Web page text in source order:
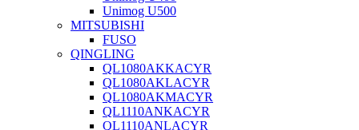
Unimog U500
MITSUBISHI
FUSO
QINGLING
QL1080AKKACYR
QL1080AKLACYR
QL1080AKMACYR
QL1110ANKACYR
QL1110ANLACYR